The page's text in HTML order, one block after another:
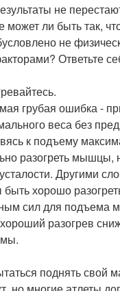
не
ли быть так,
не
Ответьте
грубая ошибка -
веса без
к подъему
разогреть мышцы,
Другими
хорошо
сил для подъема
разогрев
поднять свой